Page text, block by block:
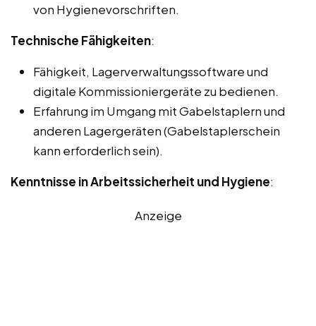
von Hygienevorschriften.
Technische Fähigkeiten:
Fähigkeit, Lagerverwaltungssoftware und
digitale Kommissioniergeräte zu bedienen.
Erfahrung im Umgang mit Gabelstaplern und
anderen Lagergeräten (Gabelstaplerschein
kann erforderlich sein).
Kenntnisse in Arbeitssicherheit und Hygiene:
Anzeige